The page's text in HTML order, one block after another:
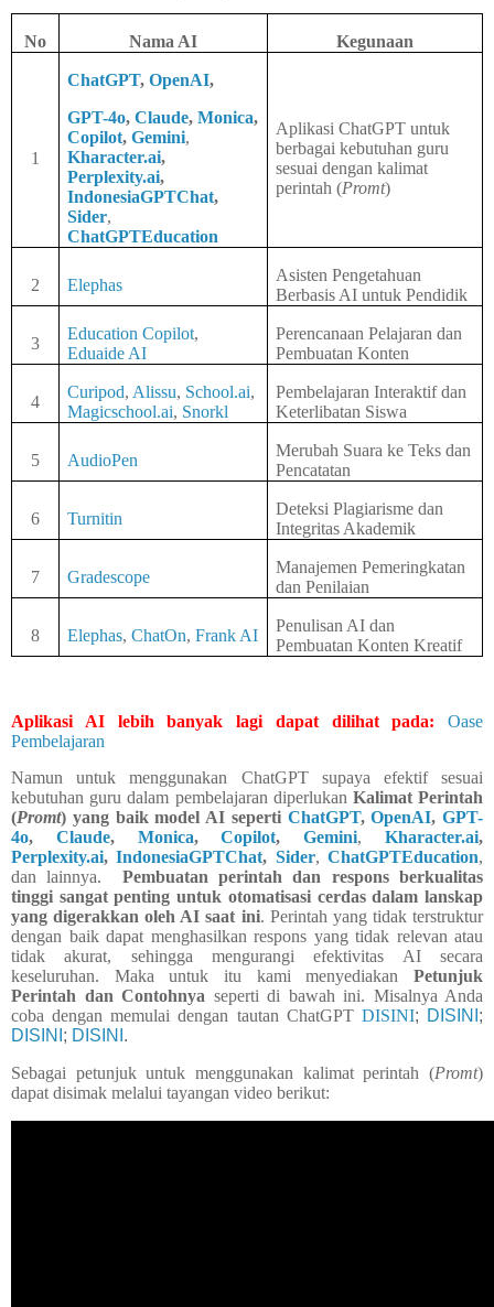
No Nama AI Kegunaan
1
ChatGPT,OpenAI,
GPT-4o,Claude,Monica,
Copilot,Gemini,
Kharacter.ai,
Perplexity.ai,
IndonesiaGPTChat,
Sider,
ChatGPTEducation
Aplikasi ChatGPT untuk
berbagai kebutuhan guru
sesuai dengan kalimat
perintah (Promt)
2 Elephas
Asisten Pengetahuan
Berbasis AI untuk Pendidik
3
Education Copilot,
Eduaide AI
Perencanaan Pelajaran dan
Pembuatan Konten
4
Curipod, Alissu, School.ai,
Magicschool.ai, Snorkl
Pembelajaran Interaktif dan
Keterlibatan Siswa
5 AudioPen
Merubah Suara ke Teks dan
Pencatatan
6 Turnitin
Deteksi Plagiarisme dan
Integritas Akademik
7 Gradescope
Manajemen Pemeringkatan
dan Penilaian
8 Elephas,ChatOn,Frank AI
Penulisan AI dan
Pembuatan Konten Kreatif
Aplikasi AI lebih banyak lagi dapat dilihat pada:
Oase
Pembelajaran
Namun untuk menggunakan ChatGPT supaya efektif sesuai
kebutuhan guru dalam pembelajaran diperlukan Kalimat Perintah
(Promt) yang baik model AI seperti ChatGPT,OpenAI, GPT-
4o, Claude, Monica,Copilot,Gemini,Kharacter.ai,
Perplexity.ai,IndonesiaGPTChat, Sider,ChatGPTEducation,
dan lainnya. Pembuatan perintah dan respons berkualitas
tinggi sangat penting untuk otomatisasi cerdas dalam lanskap
yang digerakkan oleh AI saat ini. Perintah yang tidak terstruktur
dengan baik dapat menghasilkan respons yang tidak relevan atau
tidak akurat, sehingga mengurangi efektivitas AI secara
keseluruhan. Maka untuk itu kami menyediakan Petunjuk
Perintah dan Contohnya seperti di bawah ini. Misalnya Anda
coba dengan memulai dengan tautan ChatGPT DISINI; DISINI ;
DISINI ; DISINI .
Sebagai petunjuk untuk menggunakan kalimat perintah (Promt)
dapat disimak melalui tayangan video berikut: